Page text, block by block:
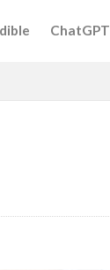
ChatGPT